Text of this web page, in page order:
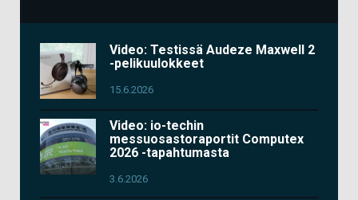
Video: Testissä Audeze Maxwell 2
-pelikuulokkeet
15.6.2026
Video: io-techin
messuosastoraportit Computex
2026 -tapahtumasta
3.6.2026